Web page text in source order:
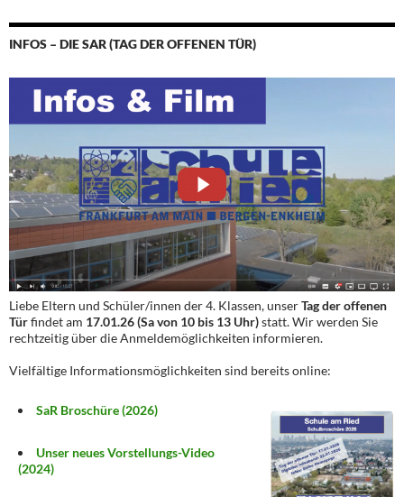
INFOS – DIE SAR (TAG DER OFFENEN TÜR)
Liebe Eltern und Schüler/innen der 4. Klassen, unserTag der offenen
Türfindet am 17.01.26 (Sa von 10 bis 13 Uhr)statt. Wir werden Sie
rechtzeitig über die Anmeldemöglichkeiten informieren.
Vielfältige Informationsmöglichkeiten sind bereits online:
SaR Broschüre (2026)
Unser neues Vorstellungs-Video
(2024)